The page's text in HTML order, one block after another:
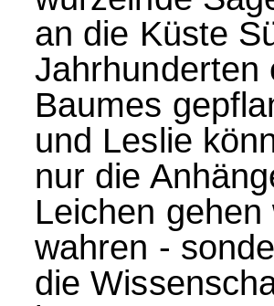
an die Küste
Jahrhunderten
Baumes
und Leslie
nur die
Leichen
wahren -
die